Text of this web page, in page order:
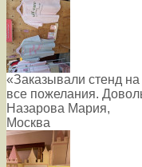
«Заказывали стенд
все пожелания.
Назарова Мария,
Москва